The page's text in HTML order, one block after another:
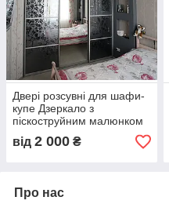
Двері розсувні для шафи-
купе Дзеркало з
піскоструйним малюнком
від 2 000 ₴
Про нас